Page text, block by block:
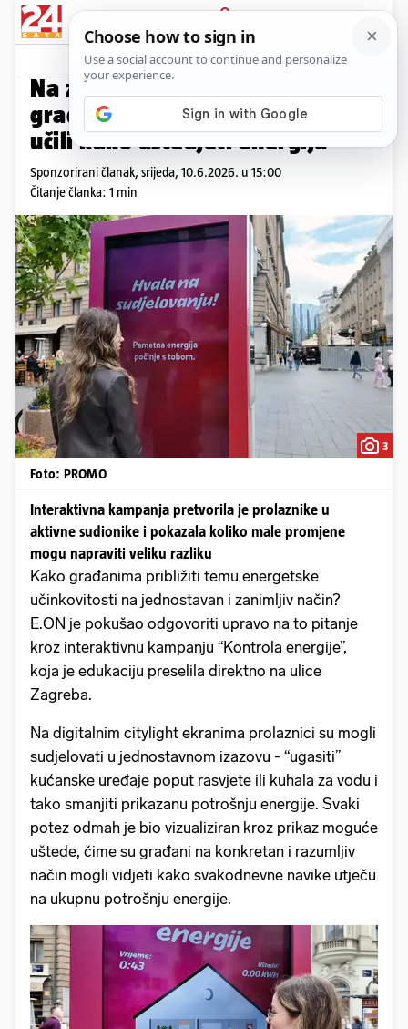
PRIJAVA
Promo sadržaj
Na zagrebačkim ulicama
građani su “gasili” uređaje i
učili kako uštedjeti energiju
Sponzorirani članak, srijeda, 10.6.2026. u 15:00
Čitanje članka: 1 min
3
Foto: PROMO
Interaktivna kampanja pretvorila je prolaznike u
aktivne sudionike i pokazala koliko male promjene
mogu napraviti veliku razliku
Kako građanima približiti temu energetske
učinkovitosti na jednostavan i zanimljiv način?
E.ON je pokušao odgovoriti upravo na to pitanje
kroz interaktivnu kampanju “Kontrola energije”,
koja je edukaciju preselila direktno na ulice
Zagreba.
Na digitalnim citylight ekranima prolaznici su mogli
sudjelovati u jednostavnom izazovu - “ugasiti”
kućanske uređaje poput rasvjete ili kuhala za vodu i
tako smanjiti prikazanu potrošnju energije. Svaki
potez odmah je bio vizualiziran kroz prikaz moguće
uštede, čime su građani na konkretan i razumljiv
način mogli vidjeti kako svakodnevne navike utječu
na ukupnu potrošnju energije.